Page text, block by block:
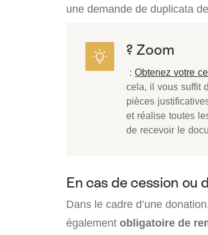
une demande de duplicata
? Zoom
: Obtenez votre
cela, il vous suffit
pièces
et réalise toutes
de recevoir le
En cas de cession ou
Dans le cadre d’une
également obligatoire de